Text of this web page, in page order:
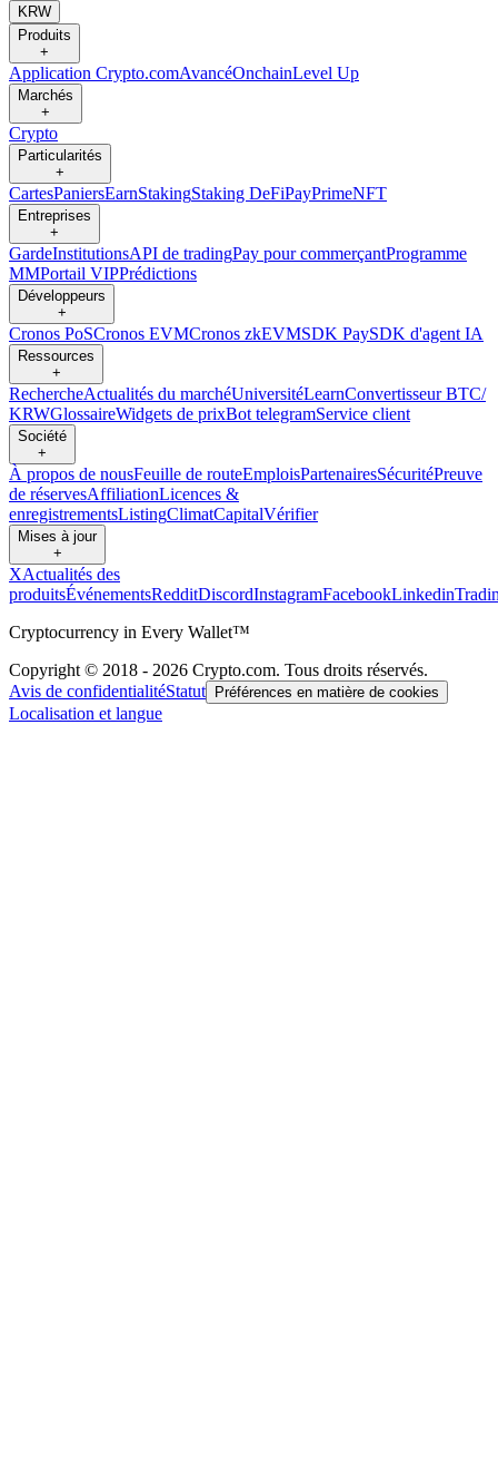
KRW
Produits
+
Application Crypto.comAvancéOnchainLevel Up
Marchés
+
Crypto
Particularités
+
CartesPaniersEarnStakingStaking DeFiPayPrimeNFT
Entreprises
+
GardeInstitutionsAPI de tradingPay pour commerçantProgramme
MMPortail VIPPrédictions
Développeurs
+
Cronos PoSCronos EVMCronos zkEVMSDK PaySDK d'agent IA
Ressources
+
RechercheActualités du marchéUniversitéLearnConvertisseur BTC/
KRWGlossaireWidgets de prixBot telegramService client
Société
+
À propos de nousFeuille de routeEmploisPartenairesSécuritéPreuve
de réservesAffiliationLicences &
enregistrementsListingClimatCapitalVérifier
Mises à jour
+
XActualités des
produitsÉvénementsRedditDiscordInstagramFacebookLinkedin
Cryptocurrency in Every Wallet™
Copyright © 2018 - 2026 Crypto.com. Tous droits réservés.
Avis de confidentialitéStatut Préférences en matière de cookies
Localisation et langue